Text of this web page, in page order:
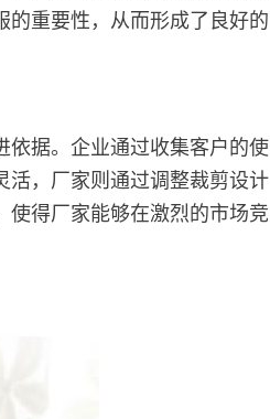
的重要性，从而形成了良好的
依据。企业通过收集客户的使
活，厂家则通过调整裁剪设计
使得厂家能够在激烈的市场竞